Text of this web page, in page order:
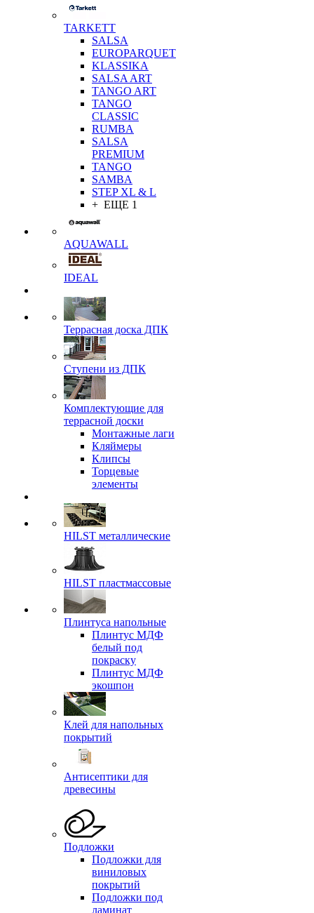
TARKETT
SALSA
EUROPARQUET
KLASSIKA
SALSA ART
TANGO ART
TANGO
CLASSIC
RUMBA
SALSA
PREMIUM
TANGO
SAMBA
STEP XL & L
+ ЕЩЕ 1
AQUAWALL
IDEAL
Террасная доска ДПК
Ступени из ДПК
Комплектующие для
террасной доски
Монтажные лаги
Кляймеры
Клипсы
Торцевые
элементы
HILST металлические
HILST пластмассовые
Плинтуса напольные
Плинтус МДФ
белый под
покраску
Плинтус МДФ
экошпон
Клей для напольных
покрытий
Антисептики для
древесины
Подложки
Подложки для
виниловых
покрытий
Подложки под
ламинат